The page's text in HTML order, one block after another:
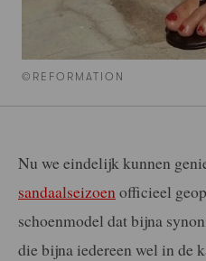
©REFORMATION
Nu we eindelijk kunnen
sandaalseizoen officieel
schoenmodel dat bijna
die bijna iedereen wel in de